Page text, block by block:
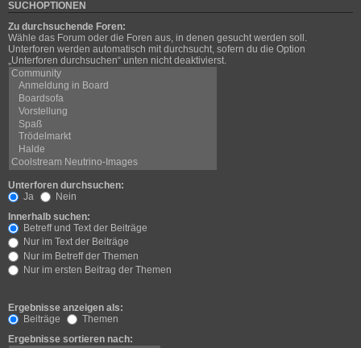
SUCHOPTIONEN
Zu durchsuchende Foren:
Wähle das Forum oder die Foren aus, in denen gesucht werden soll.
Unterforen werden automatisch mit durchsucht, sofern du die Option
„Unterforen durchsuchen“ unten nicht deaktivierst.
Unterforen durchsuchen:
Ja
Nein
Innerhalb suchen:
Betreff und Text der Beiträge
Nur im Text der Beiträge
Nur im Betreff der Themen
Nur im ersten Beitrag der Themen
Ergebnisse anzeigen als:
Beiträge
Themen
Ergebnisse sortieren nach: